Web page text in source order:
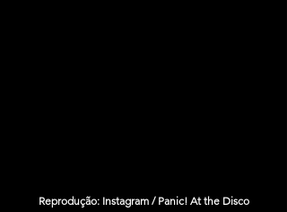
Reprodução: Instagram / Panic! At the Disco